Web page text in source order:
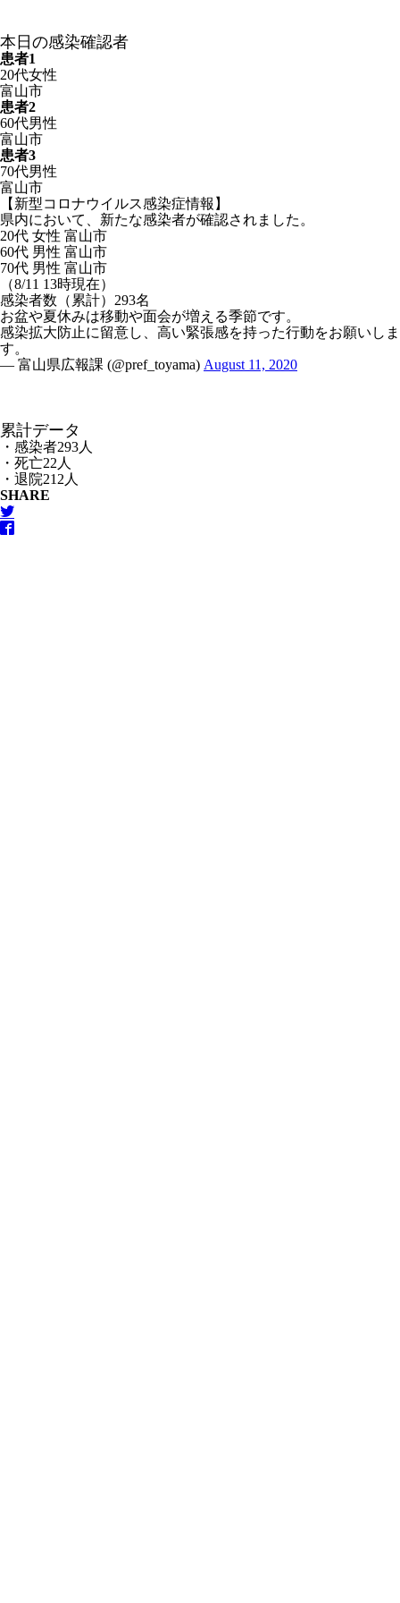
本日の感染確認者
患者1
20代女性
富山市
患者2
60代男性
富山市
患者3
70代男性
富山市
【新型コロナウイルス感染症情報】
県内において、新たな感染者が確認されました。
20代 女性 富山市
60代 男性 富山市
70代 男性 富山市
（8/11 13時現在）
感染者数（累計）293名
お盆や夏休みは移動や面会が増える季節です。
感染拡大防止に留意し、高い緊張感を持った行動をお願いしま
す。
— 富山県広報課 (@pref_toyama) August 11, 2020
累計データ
・感染者293人
・死亡22人
・退院212人
SHARE